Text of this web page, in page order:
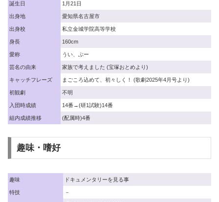
誕生日 1月21日
出身地 愛知県名古屋市
出身校 私立金城学院高等学校
身長 160cm
愛称 うい、ぶー
芸名の由来 家族で考えました (宝塚おとめより)
キャッチフレーズ まごころ込めて、初々しく！ (歌劇2025年4月号より)
初観劇 不明
入団時成績 14番→(研1試験)14番
組内成績推移 (配属時)4番
趣味・嗜好
趣味 ドキュメンタリーを見る事
特技 －